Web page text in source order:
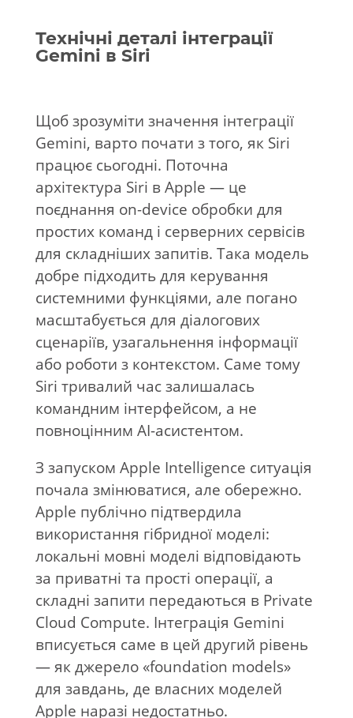
Технічні деталі інтеграції
Gemini в Siri
Щоб зрозуміти значення інтеграції
Gemini, варто почати з того, як Siri
працює сьогодні. Поточна
архітектура Siri вApple — це
поєднання on-device обробки для
простих команд і серверних сервісів
для складніших запитів. Така модель
добре підходить для керування
системними функціями, але погано
масштабується для діалогових
сценаріїв, узагальнення інформації
або роботи з контекстом. Саме тому
Siri тривалий час залишалась
командним інтерфейсом, а не
повноцінним AI-асистентом.
З запуском Apple Intelligence ситуація
почала змінюватися, але обережно.
Apple публічно підтвердила
використання гібридної моделі:
локальні мовні моделі відповідають
за приватні та прості операції, а
складні запити передаються в Private
Cloud Compute. Інтеграція Gemini
вписується саме в цей другий рівень
— як джерело «foundation models»
для завдань, де власних моделей
Apple наразі недостатньо.